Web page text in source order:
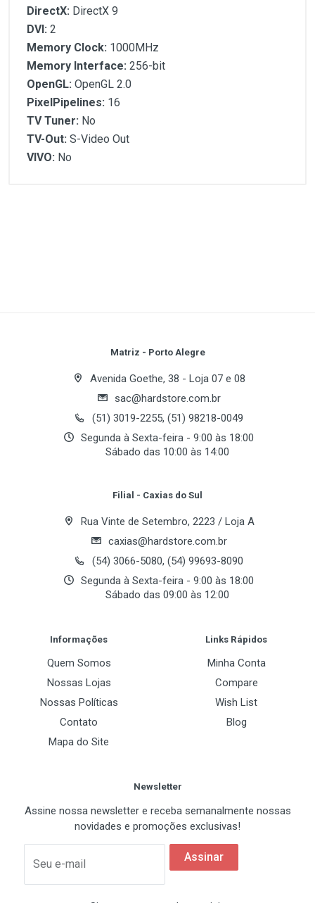
DirectX: DirectX 9
DVI: 2
Memory Clock: 1000MHz
Memory Interface: 256-bit
OpenGL: OpenGL 2.0
PixelPipelines: 16
TV Tuner: No
TV-Out: S-Video Out
VIVO: No
Your Name
Email Address
Matriz - Porto Alegre
Avenida Goethe, 38 - Loja 07 e 08
sac@hardstore.com.br
(51) 3019-2255, (51) 98218-0049
Segunda à Sexta-feira - 9:00 às 18:00
Sábado das 10:00 às 14:00
Filial - Caxias do Sul
Rua Vinte de Setembro, 2223 / Loja A
caxias@hardstore.com.br
(54) 3066-5080, (54) 99693-8090
Segunda à Sexta-feira - 9:00 às 18:00
Sábado das 09:00 às 12:00
Informações
Quem Somos
Nossas Lojas
Nossas Políticas
Contato
Mapa do Site
Links Rápidos
Minha Conta
Compare
Wish List
Blog
Newsletter
Assine nossa newsletter e receba semanalmente nossas
novidades e promoções exclusivas!
Seu e-mail
Assinar